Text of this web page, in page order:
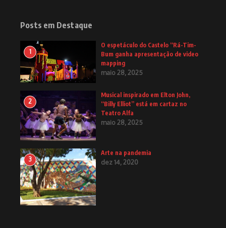
Posts em Destaque
1
O espetáculo do Castelo “Rá-Tim-
Bum ganha apresentação de video
mapping
maio 28, 2025
2
Musical inspirado em Elton John,
“Billy Elliot” está em cartaz no
Teatro Alfa
maio 28, 2025
3
Arte na pandemia
dez 14, 2020